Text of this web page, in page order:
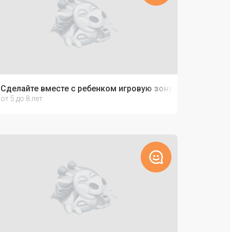
Сделайте вместе с ребенком игровую зону "Парк
от 5 до 8 лет